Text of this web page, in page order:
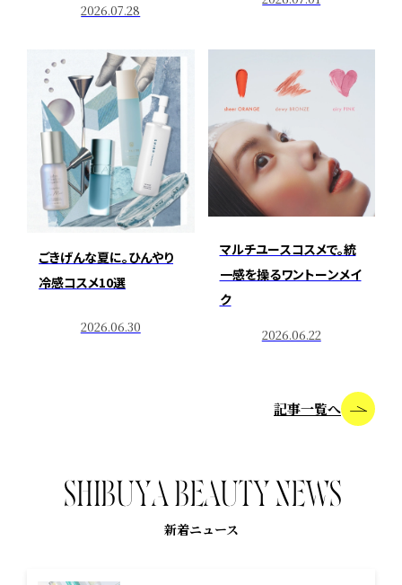
2026.07.28
ごきげんな夏に。ひんやり
冷感コスメ10選
2026.06.30
マルチユースコスメで。統
一感を操るワントーンメイ
ク
2026.06.22
記事一覧へ
SHIBU YA BEAU T Y NEWS
新着ニュース